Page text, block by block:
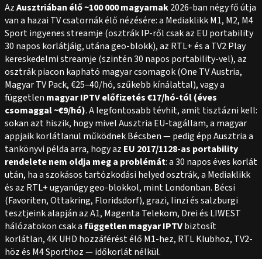
AzAusztriában élő ~100 000 magyarnak2026-ban négy fő útja
van a hazai TV csatornák élő nézésére: a Mediaklikk M1, M2, M4
Sport ingyenes streamje (osztrák IP-ről csak az EU portability
30 napos korlátjáig, utána geo-blokk), az RTL+ és a TV2 Play
kereskedelmi streamje (szintén 30 napos portability-vel), az
osztrák piacon kapható magyar csomagok (One TV Austria,
Magyar TV Pack, €25–40/hó, szűkebb kínálattal), vagy a
független magyar IPTV előfizetés €17/hó-tól (éves
csomaggal ~€9/hó). A legfontosabb tévhit, amit tisztázni kell:
sokan azt hiszik, hogy mivel Ausztria EU-tagállam, a magyar
appjaik korlátlanul működnek Bécsben — pedig épp Ausztria a
tankönyvi példa arra, hogy az EU 2017/1128-as portability
rendelete nem oldja meg a problémát: a 30 napos éves korlát
után, ha a szokásos tartózkodási helyed osztrák, a Mediaklikk
és az RTL+ ugyanúgy geo-blokkol, mint Londonban. Bécsi
(Favoriten, Ottakring, Floridsdorf), grazi, linzi és salzburgi
tesztjeink alapján az A1, Magenta Telekom, Drei és LIWEST
hálózatokon csak afüggetlen magyar IPTVbiztosít
korlátlan, 4K UHD hozzáférést élő M1-hez, RTL Klubhoz, TV2-
höz és M4 Sporthoz — időkorlát nélkül.